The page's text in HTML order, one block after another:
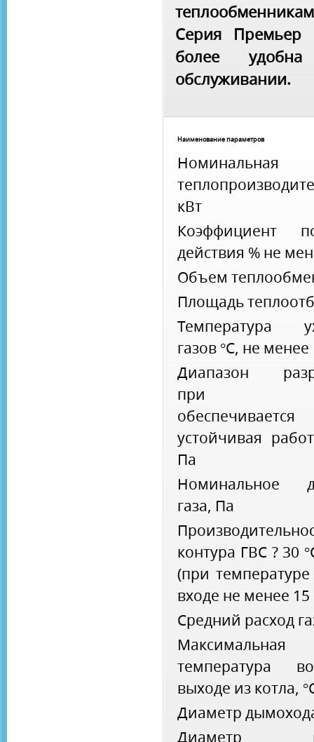
Серия Премьер
более
обслуживании.
Наименование параметров
Номинальная
кВт
Коэффициент
действия % не
Объем
Площадь
Температура
газов °С, не менее
Диапазон
при
обеспечивается
устойчивая
Па
Номинальное
газа, Па
контура ГВС ? 30
(при
входе не менее 15
Средний расход
Максимальная
температура
выходе из котла,
Диаметр
Диаметр